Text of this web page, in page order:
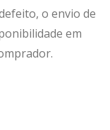
o envio de
em